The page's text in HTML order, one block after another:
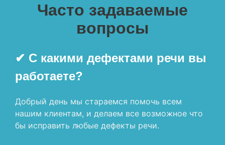
Часто задаваемые
вопросы
✔ С какими дефектами речи вы
работаете?
Добрый день мы стараемся помочь всем
нашим клиентам, и делаем все возможное что
бы исправить любые дефекты речи.